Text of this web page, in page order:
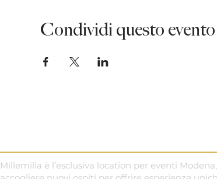
Condividi questo evento
Millemilia è l’esclusiva location per eventi